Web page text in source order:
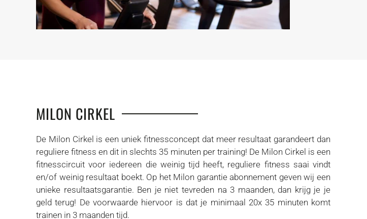
MILON CIRKEL
De Milon Cirkel is een uniek fitnessconcept dat meer resultaat garandeert dan
reguliere fitness en dit in slechts 35 minuten per training! De Milon Cirkel is een
fitnesscircuit voor iedereen die weinig tijd heeft, reguliere fitness saai vindt
en/of weinig resultaat boekt. Op het Milon garantie abonnement geven wij een
unieke resultaatsgarantie. Ben je niet tevreden na 3 maanden, dan krijg je je
geld terug! De voorwaarde hiervoor is dat je minimaal 20x 35 minuten komt
trainen in 3 maanden tijd.